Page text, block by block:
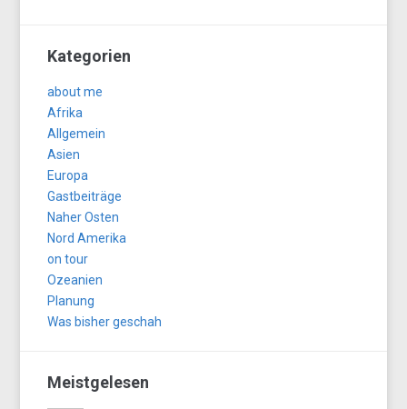
Kategorien
about me
Afrika
Allgemein
Asien
Europa
Gastbeiträge
Naher Osten
Nord Amerika
on tour
Ozeanien
Planung
Was bisher geschah
Meistgelesen